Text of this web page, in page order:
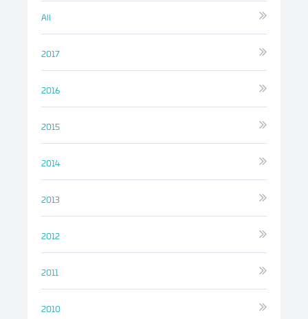
All
2017
2016
2015
2014
2013
2012
2011
2010